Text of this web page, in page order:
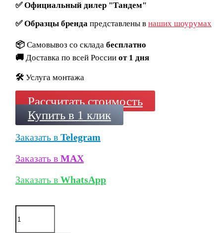
✅Официальный дилер "Тандем"
✅Образцы брендапредставлены в наших шоурумах
📦 Самовывоз со склада бесплатно
🚚 Доставка по всей России от 1 дня
🛠️ Услуга монтажа
Рассчитать стоимость
Купить в 1 клик
Заказать в Telegram
Заказать в MAX
Заказать в WhatsApp
Количество
товара